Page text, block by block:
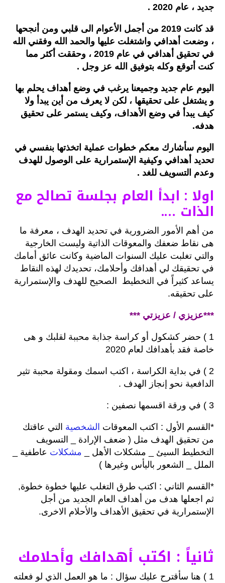
جديد ، عام 2020 .
قد كانت 2019 من أجمل الأعوام الى قلبي ومن أنجحها
، وضعت أهدافي واشتغلت عليها والحمد الله وفقني الله
في تحقيق أهدافي في عام 2019 ، وحققت أكثر مما
كنت أتوقع وكله بتوفيق الله عز وجل .
اليوم عام جديد وجميعنا يرغب في وضع أهداف يحلم بها
و يشتغل على تحقيقها ، لكن لا يعرف من أين يبدأ ولا
كيف يبدأ في وضع الأهداف، وكيف يستمر على تحقيق
هدفه.
اليوم سأشارك معكم خطوات عملية اتخذتها بنفسي في
تحديد أهدافي وكيفية الإستمرارية على الوصول للهدف
وعدم التسويف للغد .
اولا : ابدأ العام بجلسة تصالح مع
الذات ….
من أهم الأمور الضرورية في تحديد الهدف ، معرفة ما
هى نقاط ضعفك والمعوقات الذاتية وليست الخارجية
والتي تغلبت عليك السنوات الماضية وكانت عائق أمامك
في تحقيقك لي أهدافك وأحلامك، تحديدك لهذه النقاط
يساعد كثيراً في التخطيط الصحيح للهدف والإستمرارية
على تحقيقه.
***عزيزي / عزيزتي ***
1 ) حضر كشكول أو كراسة جذابة محببة لقلبك و هى
خاصة فقد بأهدافك لعام 2020
2 ) في بداية الكراسة ، اكتب اسمك ومقولة محببة تثير
الدافعية نحو إنجاز الهدف .
3 ) في ورقة اقسمها نصفين :
*القسم الأول : اكتب المعوقات الشخصية التي عاقتك
من تحقيق الهدف مثل ( ضعف الإرادة _ التسويف
التخطيط السيئ _ مشكلات الأهل _ مشكلات عاطفية _
الملل _ الشعور باليأس وغيرها )
*القسم الثاني : اكتب طرق التغلب عليها خطوة خطوة,
ثم اجعلها هدف من أهداف العام الجديد من أجل
الإستمرارية في تحقيق الأهداف والأحلام الاخرى.
ثانياً : اكتب أهدافك وأحلامك
1 ) هنا سأقترح عليك سؤال : ما هو العمل الذي لو فعلته